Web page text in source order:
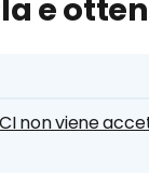
e
non viene